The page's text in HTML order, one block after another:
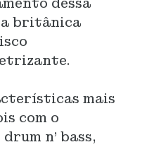
britânica
mais
com o
n’ bass,